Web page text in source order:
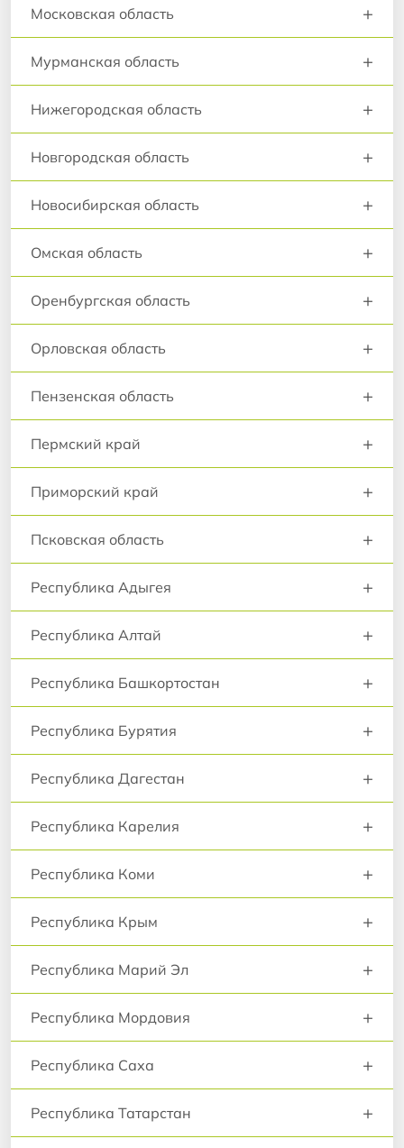
Московская область +
Мурманская область +
Нижегородская область +
Новгородская область +
Новосибирская область +
Омская область +
Оренбургская область +
Орловская область +
Пензенская область +
Пермский край +
Приморский край +
Псковская область +
Республика Адыгея +
Республика Алтай +
Республика Башкортостан +
Республика Бурятия +
Республика Дагестан +
Республика Карелия +
Республика Коми +
Республика Крым +
Республика Марий Эл +
Республика Мордовия +
Республика Саха +
Республика Татарстан +